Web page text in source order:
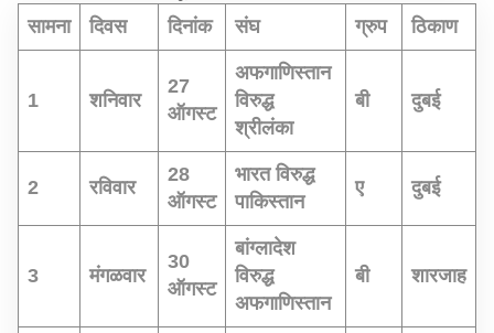
सामना
दिवस दिनांक संघ ग्रुप ठिकाण
1 शनिवार
27
ऑगस्ट
अफगाणिस्तान
विरुद्ध
श्रीलंका
बी दुबई
2 रविवार
28
ऑगस्ट
भारत विरुद्ध
पाकिस्तान
ए दुबई
3 मंगळवार
30
ऑगस्ट
बांग्लादेश
विरुद्ध
अफगाणिस्तान
बी शारजाह